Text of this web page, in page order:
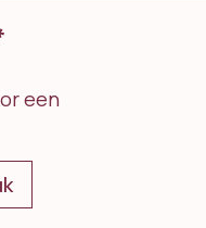
een